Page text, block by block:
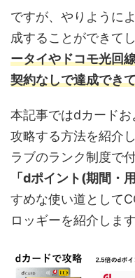
ですが、やりように
成することができて
ータイやドコモ光回
契約なしで達成でき
本記事ではdカード
攻略する方法を紹介
ラブのランク制度で
「dポイント(期間・
すめな使い道として
ロッギーを紹介します